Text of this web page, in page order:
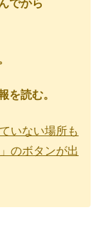
でから
を読む。
いない場所も
のボタンが出